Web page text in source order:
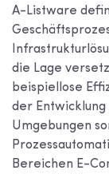
A-Listware
die Lage
beispiellose
der
Umgebungen
Bereichen E-